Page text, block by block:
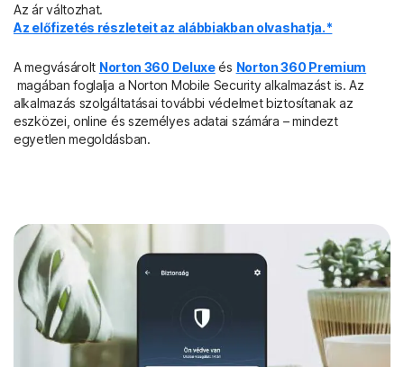
Az ár változhat.
Az előfizetés részleteit az alábbiakban olvashatja.*
A megvásárolt Norton 360 Deluxeés Norton 360 Premium
magában foglalja a Norton Mobile Security alkalmazást is. Az
alkalmazás szolgáltatásai további védelmet biztosítanak az
eszközei, online és személyes adatai számára – mindezt
egyetlen megoldásban.